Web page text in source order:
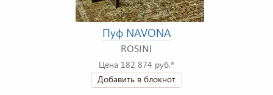
Пуф NAVONA
ROSINI
Цена 182 874 руб.*
Добавить в блокнот